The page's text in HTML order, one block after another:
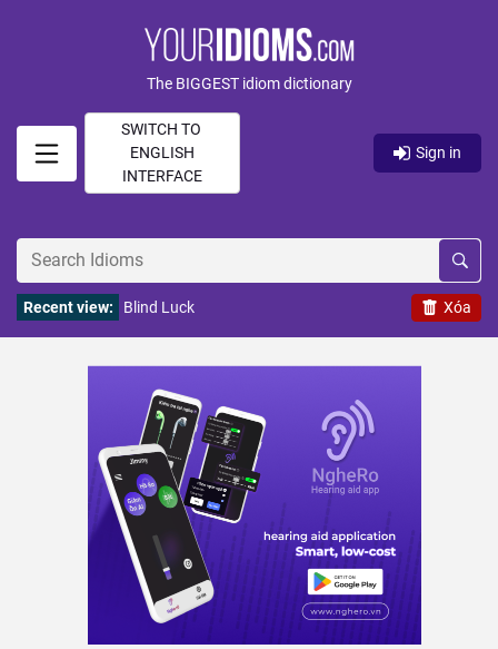
The BIGGEST idiom dictionary
SWITCH TO
ENGLISH
INTERFACE
Sign in
Xóa
Recent view: Blind Luck